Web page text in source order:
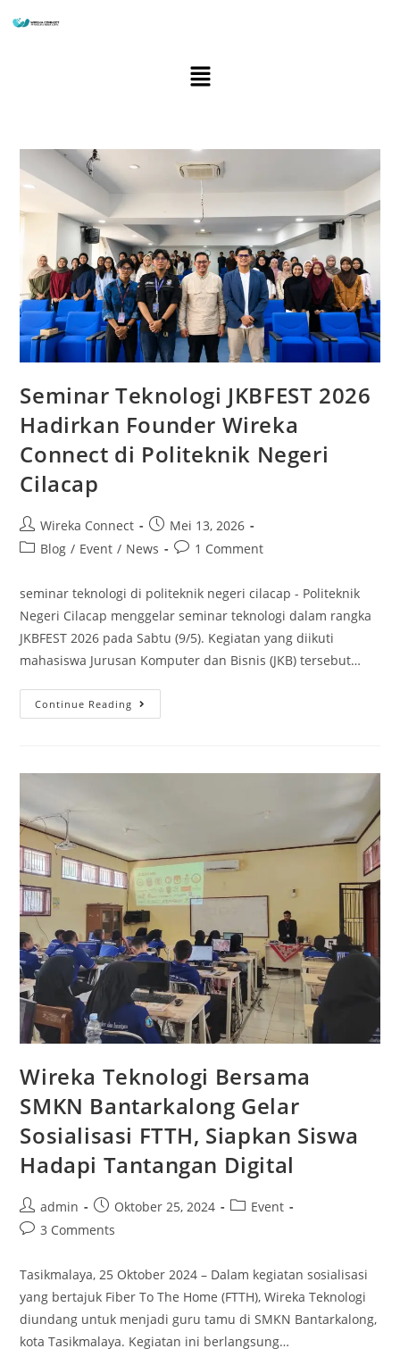
Seminar Teknologi JKBFEST 2026
Hadirkan Founder Wireka
Connect di Politeknik Negeri
Cilacap
Wireka Connect
Mei 13, 2026
Blog / Event / News 1 Comment
seminar teknologi di politeknik negeri cilacap - Politeknik
Negeri Cilacap menggelar seminar teknologi dalam rangka
JKBFEST 2026 pada Sabtu (9/5). Kegiatan yang diikuti
mahasiswa Jurusan Komputer dan Bisnis (JKB) tersebut…
Continue Reading
Wireka Teknologi Bersama
SMKN Bantarkalong Gelar
Sosialisasi FTTH, Siapkan Siswa
Hadapi Tantangan Digital
admin Oktober 25, 2024
Event
3 Comments
Tasikmalaya, 25 Oktober 2024 – Dalam kegiatan sosialisasi
yang bertajuk Fiber To The Home (FTTH), Wireka Teknologi
diundang untuk menjadi guru tamu di SMKN Bantarkalong,
kota Tasikmalaya. Kegiatan ini berlangsung…